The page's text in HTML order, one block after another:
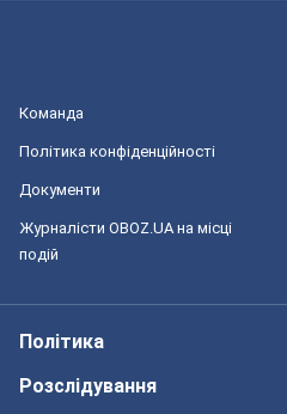
Команда
Політика конфіденційності
Документи
Журналісти OBOZ.UA на місці
подій
Політика
Розслідування